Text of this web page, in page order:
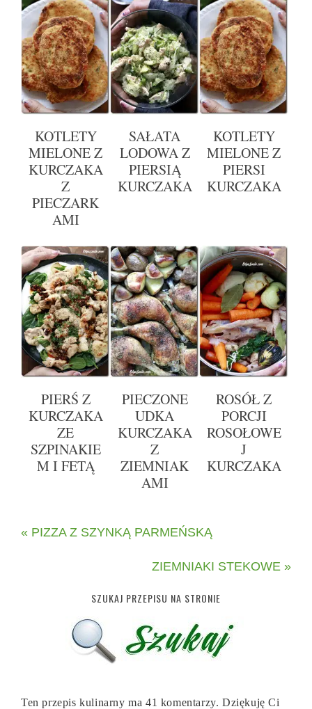
KOTLETY
MIELONE Z
KURCZAKA
Z
PIECZARK
AMI
SAŁATA
LODOWA Z
PIERSIĄ
KURCZAKA
KOTLETY
MIELONE Z
PIERSI
KURCZAKA
PIERŚ Z
KURCZAKA
ZE
SZPINAKIE
M I FETĄ
PIECZONE
UDKA
KURCZAKA
Z
ZIEMNIAK
AMI
ROSÓŁ Z
PORCJI
ROSOŁOWE
J
KURCZAKA
« PIZZA Z SZYNKĄ PARMEŃSKĄ
ZIEMNIAKI STEKOWE »
SZUKAJ PRZEPISU NA STRONIE
Ten przepis kulinarny ma 41 komentarzy. Dziękuję Ci